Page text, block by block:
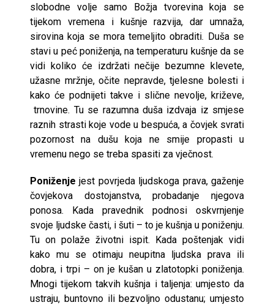
slobodne volje samo Božja tvorevina koja se
tijekom vremena i kušnje razvija, dar umnaža,
sirovina koja se mora temeljito obraditi. Duša se
stavi u peć poniženja, na temperaturu kušnje da se
vidi koliko će izdržati nečije bezumne klevete,
užasne mržnje, očite nepravde, tjelesne bolesti i
kako će podnijeti takve i slične nevolje, križeve,
trnovine. Tu se razumna duša izdvaja iz smjese
raznih strasti koje vode u bespuća, a čovjek svrati
pozornost na dušu koja ne smije propasti u
vremenu nego se treba spasiti za vječnost.
Poniženje jest povrjeda ljudskoga prava, gaženje
čovjekova dostojanstva, probadanje njegova
ponosa. Kada pravednik podnosi oskvrnjenje
svoje ljudske časti, i šuti – to je kušnja u poniženju.
Tu on polaže životni ispit. Kada poštenjak vidi
kako mu se otimaju neupitna ljudska prava ili
dobra, i trpi – on je kušan u zlatotopki poniženja.
Mnogi tijekom takvih kušnja i taljenja: umjesto da
ustraju, buntovno ili bezvoljno odustanu; umjesto